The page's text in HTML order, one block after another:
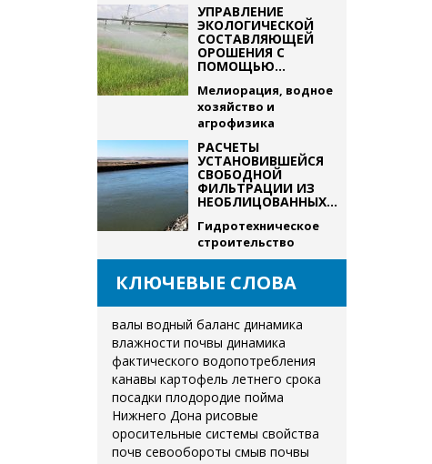
УПРАВЛЕНИЕ
ЭКОЛОГИЧЕСКОЙ
СОСТАВЛЯЮЩЕЙ
ОРОШЕНИЯ С
ПОМОЩЬЮ...
Мелиорация, водное
хозяйство и
агрофизика
РАСЧЕТЫ
УСТАНОВИВШЕЙСЯ
СВОБОДНОЙ
ФИЛЬТРАЦИИ ИЗ
НЕОБЛИЦОВАННЫХ...
Гидротехническое
строительство
КЛЮЧЕВЫЕ СЛОВА
валы водный баланс динамика
влажности почвы динамика
фактического водопотребления
канавы картофель летнего срока
посадки плодородие пойма
Нижнего Дона рисовые
оросительные системы свойства
почв севообороты смыв почвы